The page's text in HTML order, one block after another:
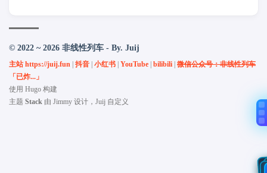
© 2022 ~ 2026 非线性列车 - By. Juij
主站 https://juij.fun | 抖音 | 小红书 | YouTube | bilibili | 微信公众号：非线性列车
「已炸...」
使用 Hugo 构建
主题 Stack 由 Jimmy 设计，Juij 自定义